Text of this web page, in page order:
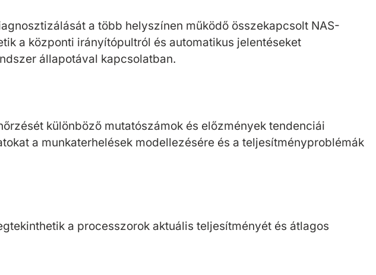
a több helyszínen működő összekapcsolt NAS-
a központi irányítópultról és automatikus jelentéseket
állapotával kapcsolatban.
különböző mutatószámok és előzmények tendenciái
a munkaterhelések modellezésére és a teljesítményproblémák
a processzorok aktuális teljesítményét és átlagos